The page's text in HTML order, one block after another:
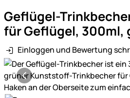
Geflügel-
für Geflügel, 300ml,
Einloggen und Bewertung
Produktgalerie